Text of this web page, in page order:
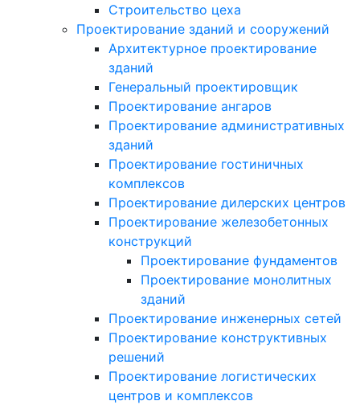
Строительство цеха
Проектирование зданий и сооружений
Архитектурное проектирование
зданий
Генеральный проектировщик
Проектирование ангаров
Проектирование административных
зданий
Проектирование гостиничных
комплексов
Проектирование дилерских центров
Проектирование железобетонных
конструкций
Проектирование фундаментов
Проектирование монолитных
зданий
Проектирование инженерных сетей
Проектирование конструктивных
решений
Проектирование логистических
центров и комплексов